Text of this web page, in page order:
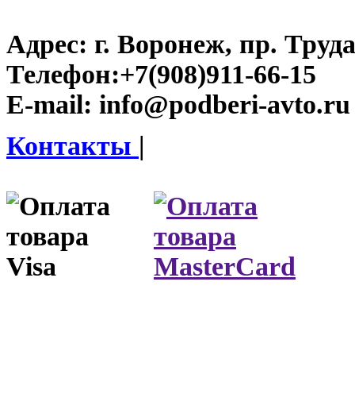
Адрес: г. Воронеж, пр.
Телефон:+7(908)911-66-15
E-mail: info@podberi-avto.ru
Контакты |